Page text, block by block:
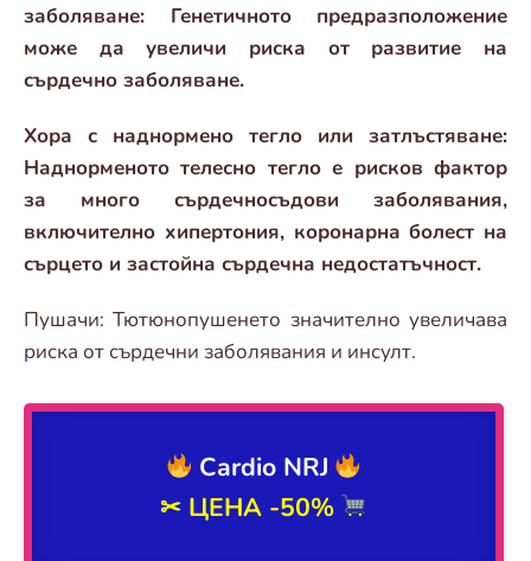
заболяване: Генетичното предразположение
може да увеличи риска от развитие на
сърдечно заболяване.
Хора с наднормено тегло или затлъстяване:
Наднорменото телесно тегло е рисков фактор
за много сърдечносъдови заболявания,
включително хипертония, коронарна болест на
сърцето и застойна сърдечна недостатъчност.
Пушачи: Тютюнопушенето значително увеличава
риска от сърдечни заболявания и инсулт.
Cardio NRJ
✂ ЦЕНА-50%